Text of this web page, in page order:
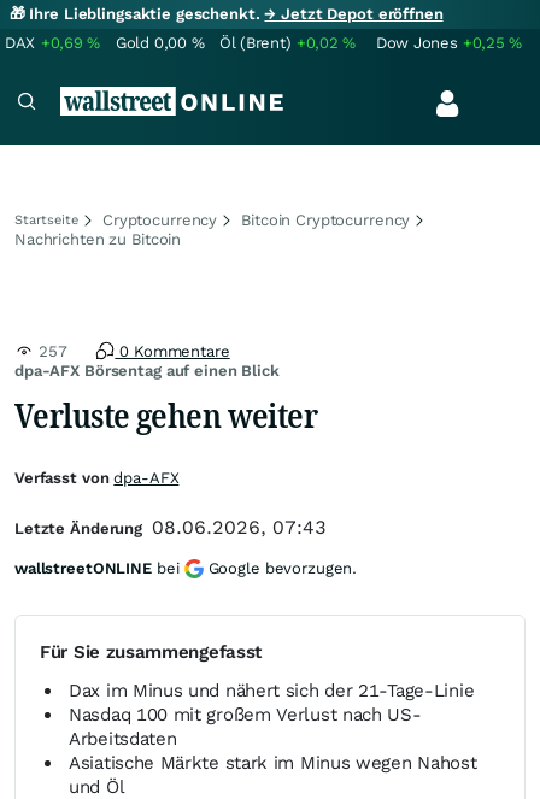
🎁 Ihre Lieblingsaktie geschenkt.→ Jetzt Depot eröffnen
DAX +0,69% Gold 0,00 % Öl (Brent) +0,02% Dow Jones +0,25%
Startseite Cryptocurrency
Bitcoin Cryptocurrency
Nachrichten zu Bitcoin
dpa-AFX Börsentag auf einen Blick
257 0 Kommentare
Verluste gehen weiter
Für Sie zusammengefasst
Dax im Minus und nähert sich der 21-Tage-Linie
Nasdaq 100 mit großem Verlust nach US-
Arbeitsdaten
Asiatische Märkte stark im Minus wegen Nahost
und Öl
Verfasst vondpa-AFX
Letzte Änderung 08.06.2026, 07:43
wallstreetONLINE bei Google bevorzugen.